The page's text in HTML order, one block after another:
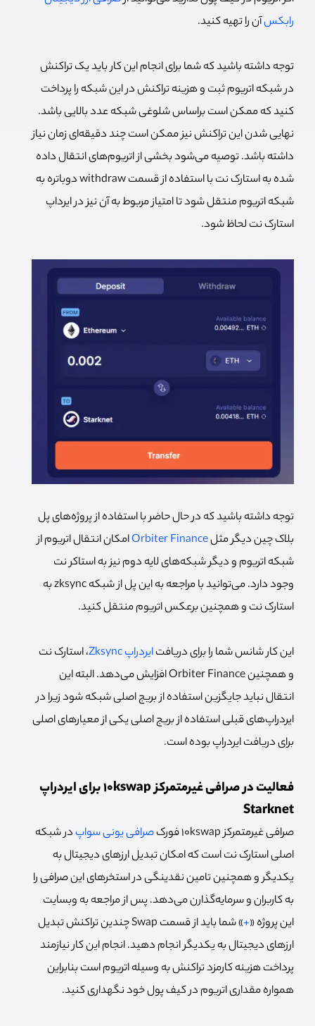
رابکسآن را تهیه کنید.
توجه داشته باشید که شما برای انجام این کار باید یک تراکنش
در شبکه اتریوم ثبت و هزینه تراکنش در این شبکه را پرداخت
کنید که ممکن است براساس شلوغی شبکه عدد بالایی باشد.
نهایی شدن این تراکنش نیز ممکن است چند دقیقه‌ای زمان نیاز
داشته باشد. توصیه می‌شود بخشی از اتریوم‌های انتقال داده
شده به استارک نت با استفاده از قسمت withdraw دوباتره به
شبکه اتریوم منتقل شود تا امتیاز مربوط به آن نیز در ایرداپ
استارک نت لحاظ شود.
توجه داشته باشید که در حال حاضر با استفاده از پروژه‌های پل
بلاک چین دیگر مثلOrbiter Financeامکان انتقال اتریوم از
شبکه اتریوم و دیگر شبکه‌های لایه دوم نیز به استاکر نت
وجود دارد. می‌توانید با مراجعه به این پل از شبکه zksync به
استارک نت و همچنین برعکس اتریوم منتقل کنید.
این کار شانس شما را برای دریافتایردراپ Zksync
، استارک نت
و همچنین Orbiter Finance افزایش می‌دهد. البته این
انتقال نباید جایگزین استفاده از بریج اصلی شبکه شود زیرا در
ایردراپ‌های قبلی استفاده از بریج اصلی یکی از معیارهای اصلی
برای دریافت ایردراپ بوده است.
فعالیت در صرافی غیرمتمرکز 10kswap برای ایردراپ
Starknet
صرافی غیرمتمرکز 10kswap فورک صرافی یونی سواپ در شبکه
اصلی استارک نت است که امکان تبدیل ارزهای دیجیتال به
یکدیگر و همچنین تامین نقدینگی در استخرهای این صرافی را
به کاربران و سرمایه‌گذارن می‌دهد. پس از مراجعه به وبسایت
این پروژه «+
» شما باید از قسمت Swap چندین تراکنش تبدیل
ارزهای دیجیتال به یکدیگر انجام دهید. انجام این کار نیازمند
پرداخت هزینه کارمزد تراکنش به وسیله اتریوم است بنابراین
همواره مقداری اتریوم در کیف پول خود نگهداری کنید.